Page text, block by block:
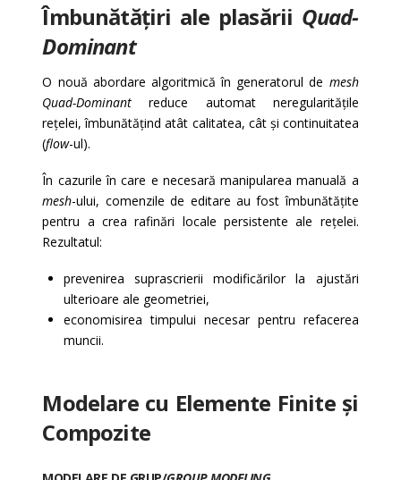
Îmbunătățiri ale plasării Quad-
Dominant
O nouă abordare algoritmică în generatorul de mesh
Quad-Dominant reduce automat neregularitățile
rețelei, îmbunătățind atât calitatea, cât și continuitatea
(flow-ul).
În cazurile în care e necesară manipularea manuală a
mesh-ului, comenzile de editare au fost îmbunătățite
pentru a crea rafinări locale persistente ale rețelei.
Rezultatul:
prevenirea suprascrierii modificărilor la ajustări
ulterioare ale geometriei,
economisirea timpului necesar pentru refacerea
muncii.
Modelare cu Elemente Finite și
Compozite